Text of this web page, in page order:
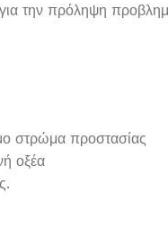
την πρόληψη
στρώμα προστασίας
οξέα